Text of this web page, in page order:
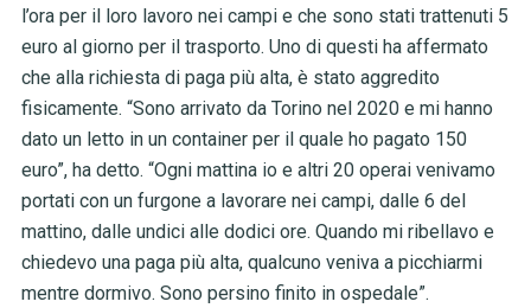
l’ora per il loro lavoro nei campi e che sono stati trattenuti 5
euro al giorno per il trasporto. Uno di questi ha affermato
che alla richiesta di paga più alta, è stato aggredito
fisicamente. “Sono arrivato da Torino nel 2020 e mi hanno
dato un letto in un container per il quale ho pagato 150
euro”, ha detto. “Ogni mattina io e altri 20 operai venivamo
portati con un furgone a lavorare nei campi, dalle 6 del
mattino, dalle undici alle dodici ore. Quando mi ribellavo e
chiedevo una paga più alta, qualcuno veniva a picchiarmi
mentre dormivo. Sono persino finito in ospedale”.